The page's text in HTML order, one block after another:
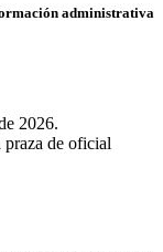
administrativa
2026.
de oficial